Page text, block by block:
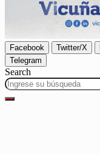
Facebook Twitter/X
Telegram
Search